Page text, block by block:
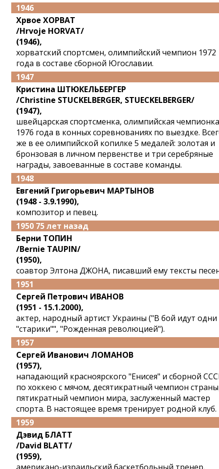
1946
Хрвое ХОРВАТ
/Hrvoje HORVAT/
(1946),
хорватский спортсмен, олимпийский чемпион 1972
года в составе сборной Югославии.
1947
Кристина ШТЮКЕЛЬБЕРГЕР
/Christine STUCKELBERGER, STUECKELBERGER/
(1947),
швейцарская спортсменка, олимпийская чемпионка
1976 года в конных соревнованиях по выездке.
же в ее олимпийской копилке 5 медалей: золотая и
бронзовая в личном первенстве и три серебряные
награды, завоеванные в составе команды.
1948
Евгений Григорьевич МАРТЫНОВ
(1948 - 3.9.1990),
композитор и певец.
1950 75 лет назад
Берни ТОПИН
/Bernie TAUPIN/
(1950),
соавтор Элтона ДЖОНА, писавший ему тексты
1951
Сергей Петрович ИВАНОВ
(1951 - 15.1.2000),
актер, народный артист Украины ("В бой идут одни
"старики"", "Рожденная революцией").
1957
Сергей Иванович ЛОМАНОВ
(1957),
нападающий красноярского "Енисея" и сборной
по хоккею с мячом, десятикратный чемпион
пятикратный чемпион мира, заслуженный мастер
спорта. В настоящее время тренирует родной клуб.
1959
Дэвид БЛАТТ
/David BLATT/
(1959),